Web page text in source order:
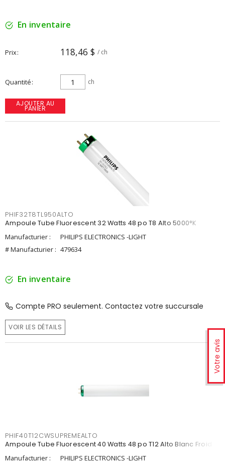
Votre avis
En inventaire
Prix 118,46 $ / ch
Quantité ch
AJOUTER AU
PANIER
PHIF32T8TL950ALTO
Ampoule Tube Fluorescent 32 Watts 48 po T8 Alto 5000°K
Manufacturier :
PHILIPS ELECTRONICS -LIGHT
# Manufacturier : 479634
En inventaire
Compte PRO seulement. Contactez votre succursale
VOIR LES DÉTAILS
PHIF40T12CWSUPREMEALTO
Ampoule Tube Fluorescent 40 Watts 48 po T12 Alto Blanc Froid
Manufacturier :
PHILIPS ELECTRONICS -LIGHT